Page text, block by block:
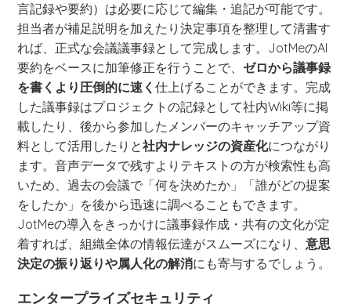
言記録や要約）は必要に応じて編集・追記が可能です。
担当者が補足説明を加えたり決定事項を整理して清書す
れば、正式な会議議事録として完成します。JotMeのAI
要約をベースに加筆修正を行うことで、ゼロから議事録
を書くより圧倒的に速く仕上げることができます。完成
した議事録はプロジェクトの記録として社内Wiki等に掲
載したり、後から参加したメンバーのキャッチアップ資
料として活用したりと社内ナレッジの資産化につながり
ます。音声データで残すよりテキストの方が検索性も高
いため、過去の会議で「何を決めたか」「誰がどの提案
をしたか」を後から迅速に調べることもできます。
JotMeの導入をきっかけに議事録作成・共有の文化が定
着すれば、組織全体の情報伝達がスムーズになり、意思
決定の振り返りや属人化の解消にも寄与するでしょう。
エンタープライズセキュリティ